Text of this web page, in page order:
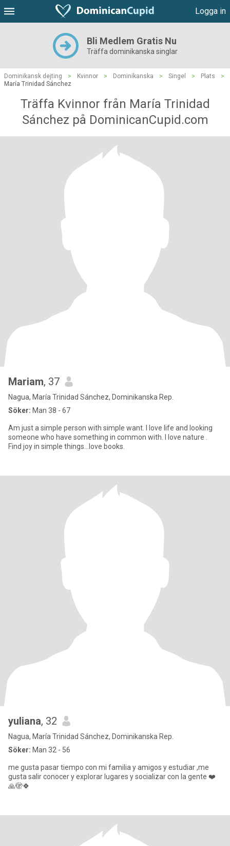
Logga in
Bli Medlem Gratis Nu
Träffa dominikanska singlar
Dominikansk dejting > Kvinnor > Dominikanska > Singel > Plats
>
María Trinidad Sánchez
Träffa Kvinnor från María Trinidad
Sánchez på DominicanCupid.com
Mariam, 37
Nagua, María Trinidad Sánchez, Dominikanska Rep.
Söker: Man 38 - 67
Am just a simple person with simple want. I love life and looking
someone who have something in common with. I love nature .
Find joy in simple things...love books.
yuliana, 32
Nagua, María Trinidad Sánchez, Dominikanska Rep.
Söker: Man 32 - 56
me gusta pasar tiempo con mi familia y amigos y estudiar ,me
gusta salir conocer y explorar lugares y socializar con la gente ❤️
🙏🫣🍀